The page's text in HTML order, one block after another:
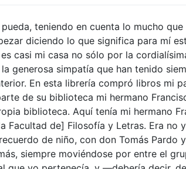
teniendo en cuenta lo mucho
diciendo lo que significa para mí
casi mi casa no sólo por la
generosa simpatía que han tenido
En esta librería compró libros mi
de su biblioteca mi hermano
biblioteca. Aquí tenía mi hermano
Facultad de] Filosofía y Letras. Era no
de niño, con don Tomás Pardo
siempre moviéndose por entre el